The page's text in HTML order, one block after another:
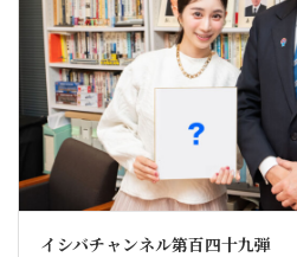
イシバチャンネル第百四十九弾